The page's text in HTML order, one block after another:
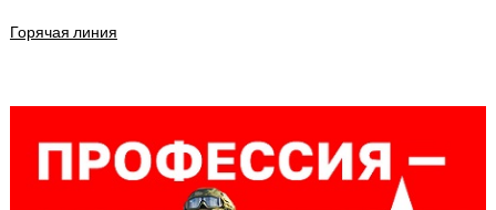
Горячая линия